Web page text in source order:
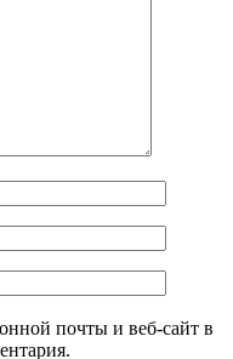
почты и веб-сайт в